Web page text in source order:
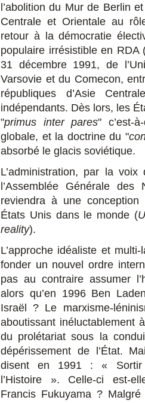
l’abolition du Mur de Berlin
Centrale et Orientale au
retour à la démocratie
populaire irrésistible en RDA
31 décembre 1991, de
Varsovie et du Comecon,
républiques d’Asie
indépendants. Dès lors, les
"primus inter pares" c’est-
globale, et la doctrine du "
absorbé le glacis soviétique.
L’administration, par la
l’Assemblée Générale
reviendra à une conception
États Unis dans le monde (
reality).
L’approche idéaliste et
fonder un nouvel ordre
pas au contraire assumer
alors qu’en 1996 Ben
Israël ? Le marxisme-
aboutissant inéluctablement
du prolétariat sous la
dépérissement de l’État.
disent en 1991 : « Sortir
l’Histoire ». Celle-ci est-
Francis Fukuyama ?